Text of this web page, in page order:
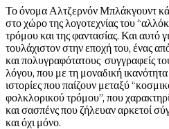
Το όνομα Αλτζερνόν Μπλάκγουντ
στο χώρο της λογοτεχνίας του
τρόμου και της φαντασίας. Και αυτό
τουλάχιστον στην εποχή του, ένας
και πολυγραφότατους συγγραφείς
λόγου, που με τη μοναδική ικανότητα
ιστορίες που παίζουν μεταξύ
φολκλορικού τρόμου”, που
και σασπένς που ζήλευαν αρκετοί
και όχι μόνο.